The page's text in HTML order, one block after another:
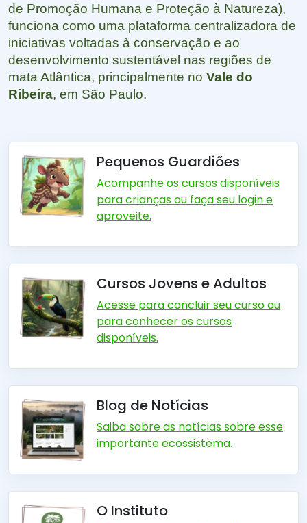
de Promoção Humana e Proteção à Natureza),
funciona como uma plataforma centralizadora de
iniciativas voltadas à conservação e ao
desenvolvimento sustentável nas regiões de
mata Atlântica, principalmente no Vale do
Ribeira, em São Paulo.
Pequenos Guardiões
Acompanhe os cursos disponíveis
para crianças ou faça seu login e
aproveite.
Cursos Jovens e Adultos
Acesse para concluir seu curso ou
para conhecer os cursos
disponíveis.
Blog de Notícias
Saiba sobre as notícias sobre esse
importante ecossistema.
O Instituto